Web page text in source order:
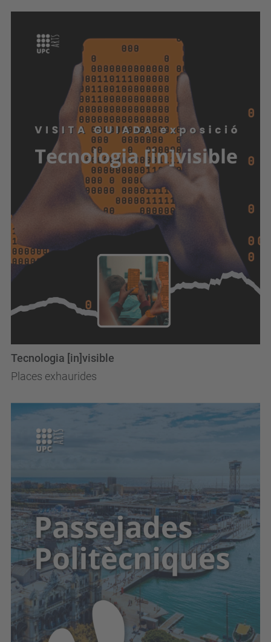
Places exhaurides
Tecnologia [in]visible